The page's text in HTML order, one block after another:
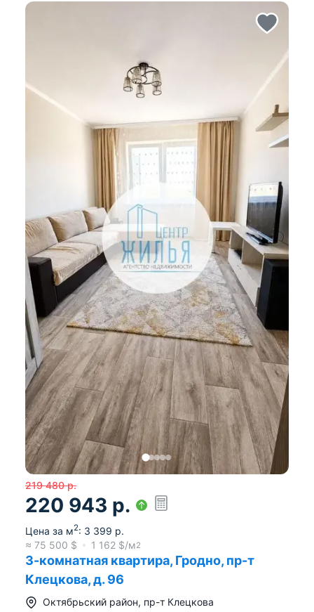
219 480 р.
220 943 р.
Цена за м2: 3 399 р.
≈ 75 500 $ 1 162 $/м2
3-комнатная квартира, Гродно, пр-т
Клецкова, д. 96
Октябрьский район, пр-т Клецкова